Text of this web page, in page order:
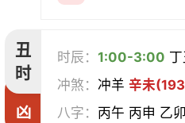
普渡 造庙
移徙 分居
丑
时
凶
时辰：1:00-3:00
冲煞：冲羊辛未
八字： 丙午 丙申 乙